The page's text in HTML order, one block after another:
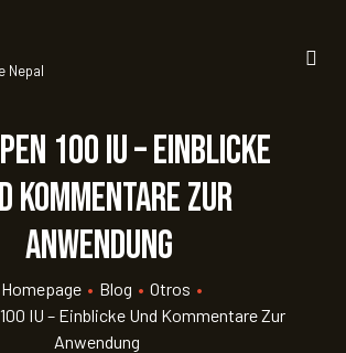
Nepal
100 IU – Einblicke
Kommentare zur
Anwendung
Homepage • Blog • Otros •
IU – Einblicke Und Kommentare Zur
Anwendung